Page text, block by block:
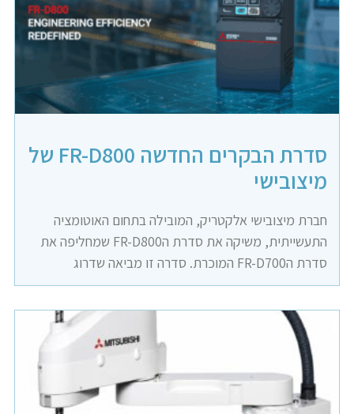
סדרת הבקרים החדשה FR-D800 של
מיצובישי
חברת מיצובישי אלקטריק, המובילה בתחום האוטומציה
התעשייתית, משיקה את סדרת הFR-D800 שמחליפה את
סדרת הFR-D700 המוכרת. סדרה זו מביאה שדרוג